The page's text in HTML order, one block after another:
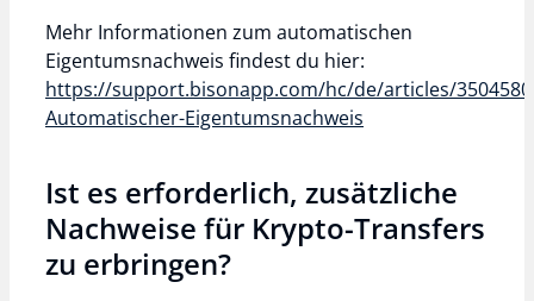
Mehr Informationen zum automatischen
Eigentumsnachweis findest du hier:
https://support.bisonapp.com/hc/de/articles/
Automatischer-Eigentumsnachweis
Ist es erforderlich, zusätzliche
Nachweise für Krypto-Transfers
zu erbringen?